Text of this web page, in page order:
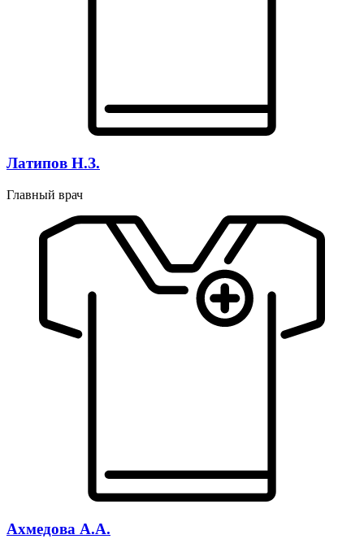
Латипов Н.З.
Главный врач
Ахмедова А.А.